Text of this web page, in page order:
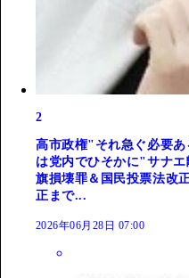
2
高市政権"それ急ぐ必要
は党内でひそかに"サナ
旗損壊罪＆国民投票法改
正まで...
2026年06月28日 07:00